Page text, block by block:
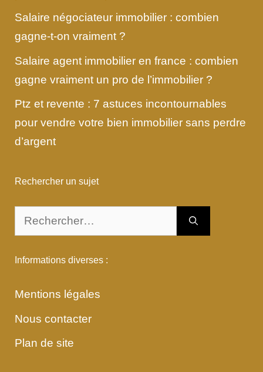
Salaire négociateur immobilier : combien
gagne-t-on vraiment ?
Salaire agent immobilier en france : combien
gagne vraiment un pro de l’immobilier ?
Ptz et revente : 7 astuces incontournables
pour vendre votre bien immobilier sans perdre
d’argent
Rechercher un sujet
Rechercher :
Informations diverses :
Mentions légales
Nous contacter
Plan de site